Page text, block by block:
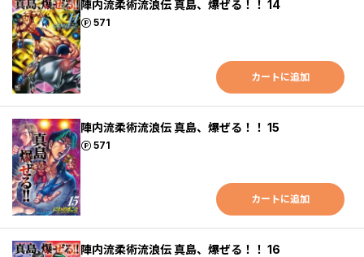
陣内流柔術流浪伝 真島、爆ぜる！！ 14
571
ポイント
カートに追加
陣内流柔術流浪伝 真島、爆ぜる！！ 15
571
ポイント
カートに追加
陣内流柔術流浪伝 真島、爆ぜる！！ 16